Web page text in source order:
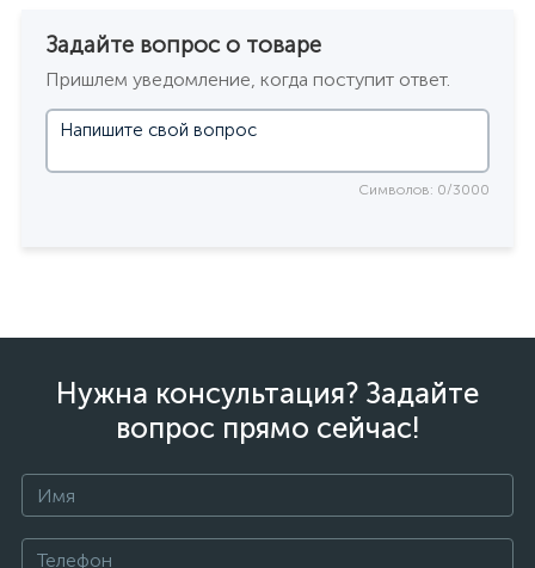
Задайте вопрос о товаре
Пришлем уведомление, когда поступит ответ.
Символов: 0/3000
Нужна консультация? Задайте
вопрос прямо сейчас!